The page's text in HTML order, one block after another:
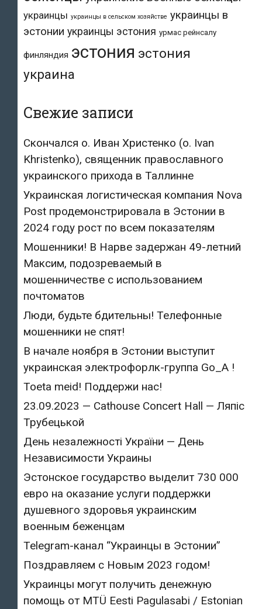
украинцы украинцы в сельском хозяйстве украинцы в
эстонии украинцы эстония урмас рейнсалу
финляндия эстония эстония
украина
Свежие записи
Скончался о. Иван Христенко (о. Ivan
Khristenko), священник православного
украинского прихода в Таллинне
Украинская логистическая компания Nova
Post продемонстрировала в Эстонии в
2024 году рост по всем показателям
Мошенники! В Нарве задержан 49-летний
Максим, подозреваемый в
мошенничестве с использованием
почтоматов
Люди, будьте бдительны! Телефонные
мошенники не спят!
В начале ноября в Эстонии выступит
украинская электрофорлк-группа Go_A !
Toeta meid! Поддержи нас!
23.09.2023 — Cathouse Concert Hall — Ляпіс
Трубецькой
День незалежності України — День
Независимости Украины
Эстонское государство выделит 730 000
евро на оказание услуги поддержки
душевного здоровья украинским
военным беженцам
Telegram-канал “Украинцы в Эстонии”
Поздравляем с Новым 2023 годом!
Украинцы могут получить денежную
помощь от MTÜ Eesti Pagulasabi / Estonian